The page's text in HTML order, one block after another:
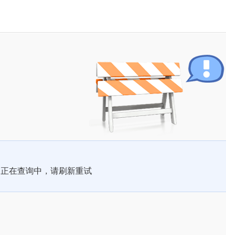
正在查询中，请刷新重试